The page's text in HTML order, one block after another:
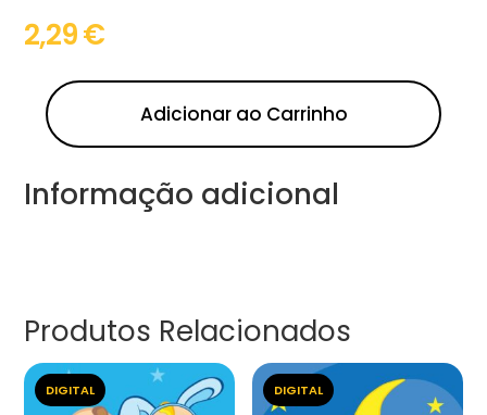
2,29€
Adicionar ao Carrinho
Informação adicional
Produtos Relacionados
DIGITAL DIGITAL